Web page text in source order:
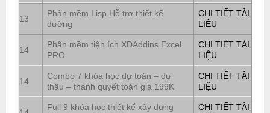
13
Phần mềm Lisp Hỗ trợ thiết kế
đường
CHI TIẾT TÀI
LIỆU
14
Phần mềm tiện ích XDAddins Excel
PRO
CHI TIẾT TÀI
LIỆU
14
Combo 7 khóa học dự toán – dự
thầu – thanh quyết toán giá 199K
CHI TIẾT TÀI
LIỆU
Full 9 khóa học thiết kế xây dựng
CHI TIẾT TÀI